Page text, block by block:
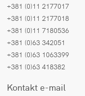
+381 (0)11 2177017
+381 (0)11 2177018
+381 (0)11 7180536
+381 (0)63 342051
+381 (0)63 1063399
+381 (0)63 418382
Kontakt e-mail